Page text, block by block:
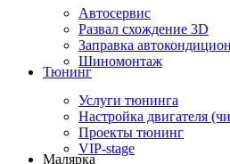
Автосервис
Развал схождение 3D
Заправка
Шиномонтаж
Тюнинг
Услуги тюнинга
Настройка двигателя
Проекты тюнинг
VIP-stage
Малярка